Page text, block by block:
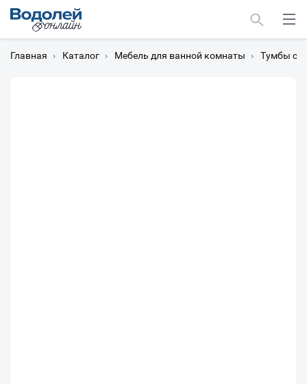
Главная › Каталог › Мебель для ванной комнаты › Тумбы с